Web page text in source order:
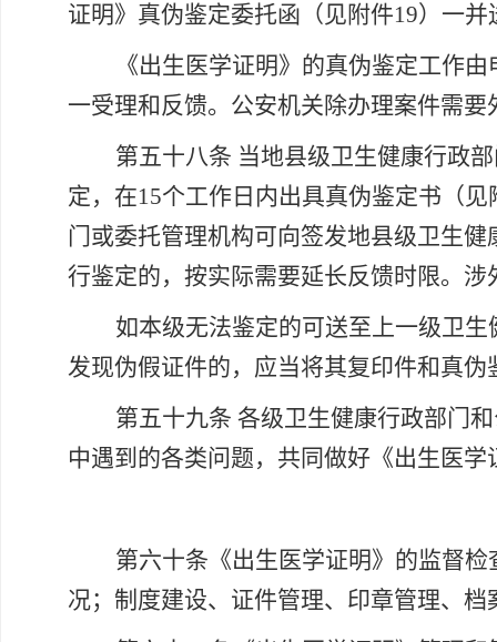
证明》真伪鉴定委托函（见附件19）一
《出生医学证明》的真伪鉴定工作
一受理和反馈。公安机关除办理案件需
第五十八条 当地县级卫生健康行政
定，在15个工作日内出具真伪鉴定书（
门或委托管理机构可向签发地县级卫生
行鉴定的，按实际需要延长反馈时限。
如本级无法鉴定的可送至上一级卫
发现伪假证件的，应当将其复印件和真
第五十九条 各级卫生健康行政部门
中遇到的各类问题，共同做好《出生医学
第六十条《出生医学证明》的监督
况；制度建设、证件管理、印章管理、